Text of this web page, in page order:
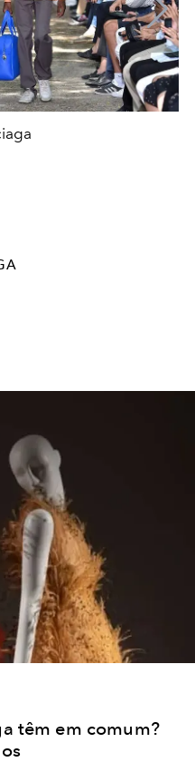
têm em comum?